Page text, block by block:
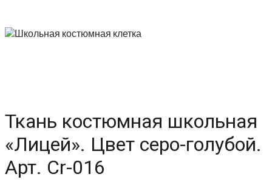
Ткань костюмная школьная
«Лицей». Цвет серо-голубой.
Арт. Cr-016